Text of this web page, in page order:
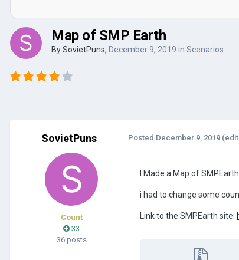
Map of SMP Earth
BySovietPuns, December 9, 2019 in Scenarios
SovietPuns
Count
33
36 posts
Posted December 9, 2019
I Made a Map of
i had to change some
Link to the SMPEarth site: